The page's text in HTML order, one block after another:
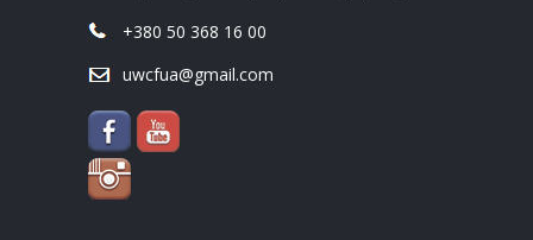
+380 50 368 16 00
uwcfua@gmail.com